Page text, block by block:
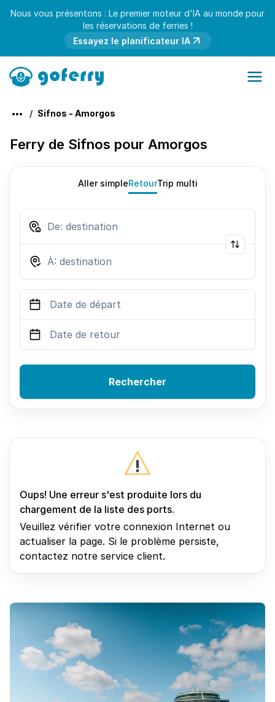
Nous vous présentons : Le premier moteur d'IA au monde pour
les réservations de ferries !
Essayez le planificateur IA
Sifnos - Amorgos
Ferry de Sifnos pour Amorgos
Aller simpleRetourTrip multi
Rechercher
Oups! Une erreur s'est produite lors du
chargement de la liste des ports.
Veuillez vérifier votre connexion Internet ou
actualiser la page. Si le problème persiste,
contactez notre service client.